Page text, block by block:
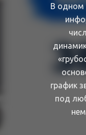
В одном
график
под